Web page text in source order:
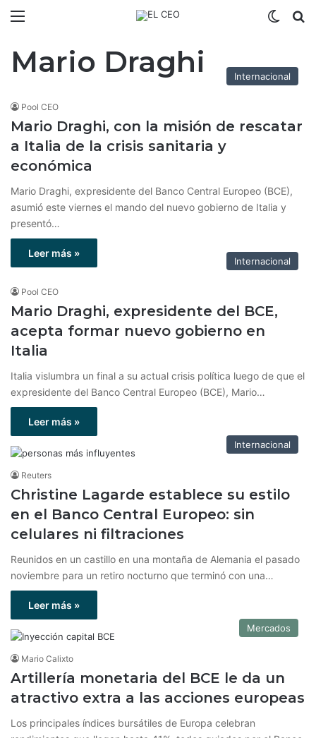
Mario Draghi Internacional
Pool CEO
Mario Draghi, con la misión de rescatar
a Italia de la crisis sanitaria y
económica
Mario Draghi, expresidente del Banco Central Europeo (BCE),
asumió este viernes el mando del nuevo gobierno de Italia y
presentó…
Leer más »
Internacional
Pool CEO
Mario Draghi, expresidente del BCE,
acepta formar nuevo gobierno en
Italia
Italia vislumbra un final a su actual crisis política luego de que el
expresidente del Banco Central Europeo (BCE), Mario…
Leer más »
Internacional
Reuters
Christine Lagarde establece su estilo
en el Banco Central Europeo: sin
celulares ni filtraciones
Reunidos en un castillo en una montaña de Alemania el pasado
noviembre para un retiro nocturno que terminó con una…
Leer más »
Mercados
Mario Calixto
Artillería monetaria del BCE le da un
atractivo extra a las acciones europeas
Los principales índices bursátiles de Europa celebran